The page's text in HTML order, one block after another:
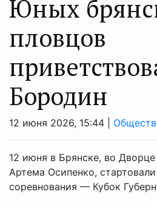
Юных
пловцов
Бородин
12 июня 2026, 15:44 |
12 июня в Брянске, во
Артема Осипенко,
соревнования — Кубок